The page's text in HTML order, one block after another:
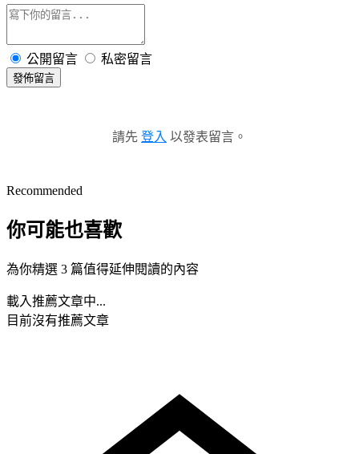
公開留言 私密留言
發佈留言
請先 登入 以發表留言。
Recommended
你可能也喜歡
為你精選 3 篇值得延伸閱讀的內容
載入推薦文章中...
目前沒有推薦文章